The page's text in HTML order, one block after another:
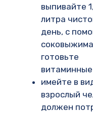
выпивайте
литра
день, с
готовьте
имейте в
взрослый
должен